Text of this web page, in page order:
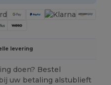
levering
doen? Bestel
uw betaling alstublieft